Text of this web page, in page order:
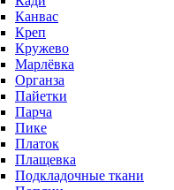
Канвас
Креп
Кружево
Марлёвка
Органза
Пайетки
Парча
Пике
Платок
Плащевка
Подкладочные ткани